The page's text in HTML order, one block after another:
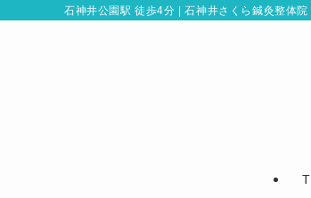
石神井公園駅 徒歩4分 | 石神井さくら鍼灸整体院